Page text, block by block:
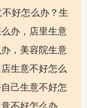
好怎么办？生
办，店里生意
，美容院生意
生意不好怎么
己生意不好怎
不好怎么办，